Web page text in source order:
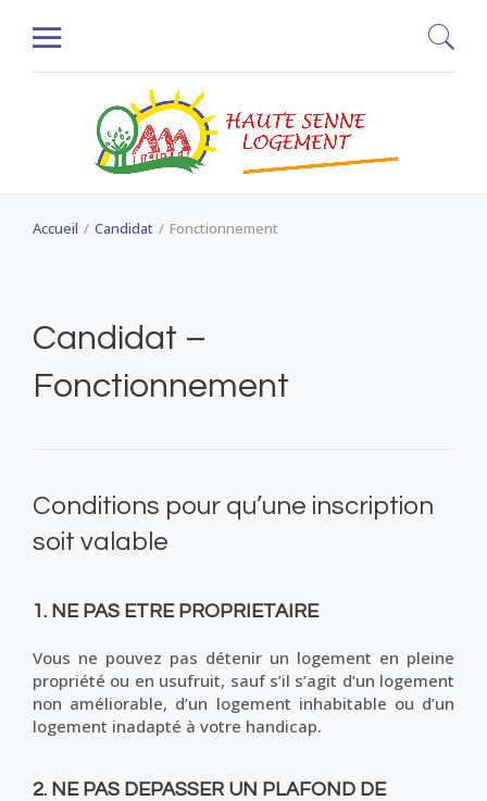
Accueil Candidat Fonctionnement
Candidat –
Fonctionnement
Conditions pour qu’une inscription
soit valable
1. NE PAS ETRE PROPRIETAIRE
Vous ne pouvez pas détenir un logement en pleine
propriété ou en usufruit, sauf s’il s’agit d’un logement
non améliorable, d’un logement inhabitable ou d’un
logement inadapté à votre handicap.
2. NE PAS DEPASSER UN PLAFOND DE